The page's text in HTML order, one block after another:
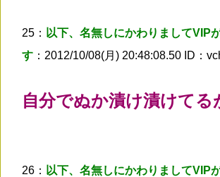
25： 以下、名無しにかわりましてVIP
す ：2012/10/08(月) 20:48:08.50 ID：
自分でぬか漬け漬けてる
26： 以下、名無しにかわりましてVIP